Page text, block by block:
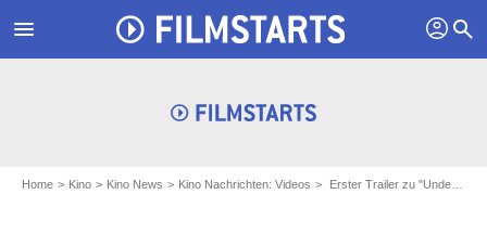
menu profil search
Home Kino Kino News Kino Nachrichten: Videos Erster Trailer zu "Underworld 5: Blood Wars" mit Kate Beckinsale und Theo James